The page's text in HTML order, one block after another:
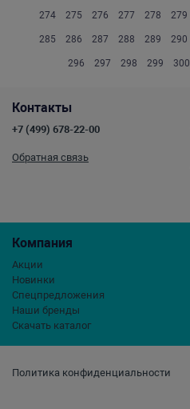
274 275 276 277 278 279
285 286 287 288 289 290
296 297 298 299 300
Политика конфиденциальности
Компания
Акции
Новинки
Спецпредложения
Наши бренды
Скачать каталог
Контакты
+7 (499) 678-22-00
Обратная связь